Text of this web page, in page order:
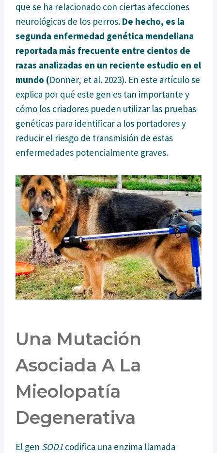
que se ha relacionado con ciertas afecciones
neurológicas de los perros. De hecho, es la
segunda enfermedad genética mendeliana
reportada más frecuente entre cientos de
razas analizadas en un reciente estudio en el
mundo (Donner, et al. 2023). En este artículo se
explica por qué este gen es tan importante y
cómo los criadores pueden utilizar las pruebas
genéticas para identificar a los portadores y
reducir el riesgo de transmisión de estas
enfermedades potencialmente graves.
Una Mutación
Asociada A La
Mieolopatía
Degenerativa
El gen SOD1 codifica una enzima llamada